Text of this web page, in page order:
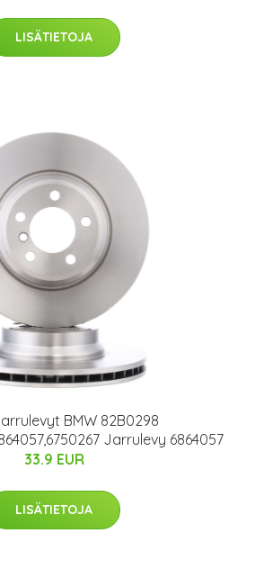
LISÄTIETOJA
BMW 82B0298
Jarrulevy 6864057
33.9 EUR
LISÄTIETOJA